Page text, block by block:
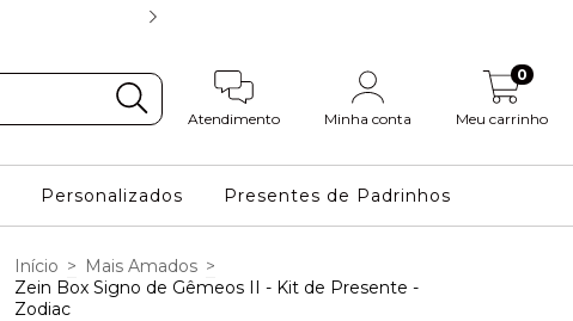
Atendimento Minha conta Meu carrinho
0
Personalizados Presentes de Padrinhos
Início > Mais Amados >
Zein Box Signo de Gêmeos II - Kit de Presente -
Zodiac